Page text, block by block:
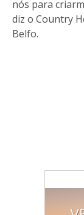
nós para
diz o Country
Belfo.